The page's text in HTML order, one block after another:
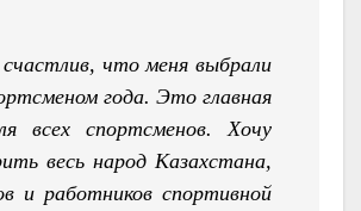
что меня выбрали
года. Это главная
всех спортсменов. Хочу
весь народ Казахстана,
и работников спортивной